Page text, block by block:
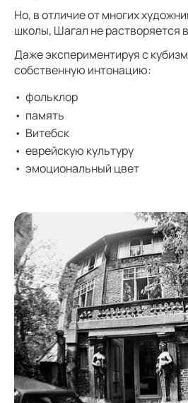
Но, в отличие от многих
школы, Шагал не растворяется
Даже экспериментируя с
собственную интонацию:
фольклор
память
Витебск
еврейскую культуру
эмоциональный цвет